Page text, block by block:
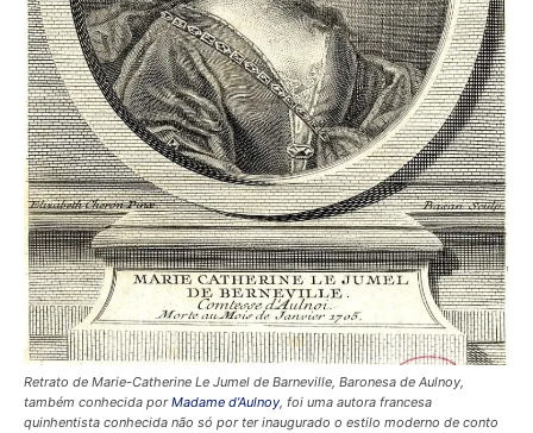
Retrato de Marie-Catherine Le Jumel de Barneville, Baronesa de Aulnoy,
também conhecida porMadame d’Aulnoy, foi uma autora francesa
quinhentista conhecida não só por ter inaugurado o estilo moderno de conto